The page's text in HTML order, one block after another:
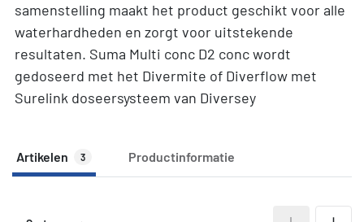
samenstelling maakt het product geschikt voor alle
waterhardheden en zorgt voor uitstekende
resultaten. Suma Multi conc D2 conc wordt
gedoseerd met het Divermite of Diverflow met
Surelink doseersysteem van Diversey
Artikelen 3 Productinformatie